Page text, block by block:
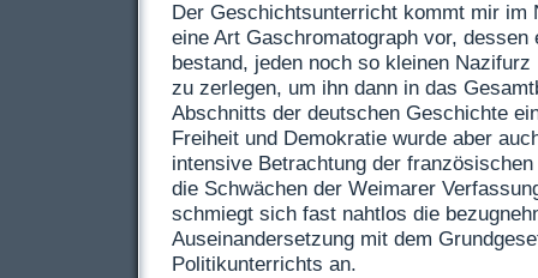
Der Geschichtsunterricht kommt mir im
eine Art Gaschromatograph vor, dessen
bestand, jeden noch so kleinen
zu zerlegen, um ihn dann in das
Abschnitts der deutschen Geschichte
Freiheit und Demokratie wurde aber
intensive Betrachtung der
die Schwächen der Weimarer
schmiegt sich fast nahtlos die
Auseinandersetzung mit dem
Politikunterrichts an.